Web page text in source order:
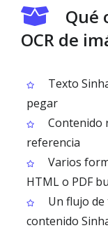
Qué
OCR de
Texto
pegar
Contenido
referencia
Varios
HTML o PDF
Un flujo
contenido